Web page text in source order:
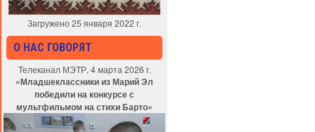
Загружено 25 января 2022 г.
О НАС ГОВОРЯТ
Телеканал МЭТР, 4 марта 2026 г.
«Младшеклассники из Марий Эл
победили на конкурсе с
мультфильмом на стихи Барто»